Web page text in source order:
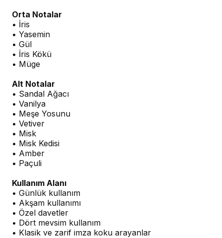
Orta Notalar
• İris
• Yasemin
• Gül
• İris Kökü
• Müge
Alt Notalar
• Sandal Ağacı
• Vanilya
• Meşe Yosunu
• Vetiver
• Misk
• Misk Kedisi
• Amber
• Paçuli
Kullanım Alanı
• Günlük kullanım
• Akşam kullanımı
• Özel davetler
• Dört mevsim kullanım
• Klasik ve zarif imza koku arayanlar